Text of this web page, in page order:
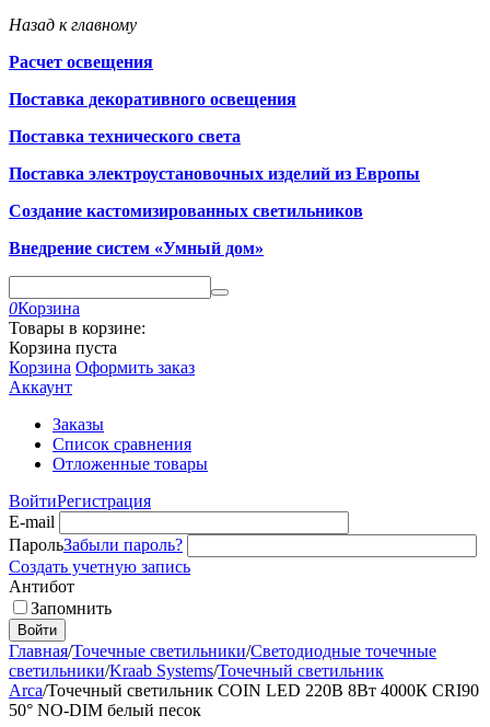
Назад к главному
Расчет освещения
Поставка декоративного освещения
Поставка технического света
Поставка электроустановочных изделий из Европы
Создание кастомизированных светильников
Внедрение систем «Умный дом»
0Корзина
Товары в корзине:
Корзина пуста
Корзина Оформить заказ
Аккаунт
Заказы
Список сравнения
Отложенные товары
ВойтиРегистрация
E-mail
ПарольЗабыли пароль?
Создать учетную запись
Антибот
Запомнить
Войти
Главная/Точечные светильники/Светодиодные точечные
светильники/Kraab Systems/Точечный светильник
Arca/Точечный светильник COIN LED 220В 8Вт 4000К CRI90
50° NO-DIM белый песок